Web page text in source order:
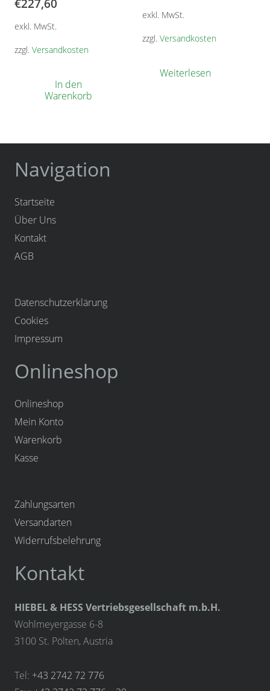
€227,60
exkl. MwSt.
zzgl. Versandkosten
In den
Warenkorb
exkl. MwSt.
zzgl. Versandkosten
Weiterlesen
Navigation
Startseite
Über Uns
Kontakt
AGB
Datenschutzerklärung
Cookies
Impressum
Onlineshop
Onlineshop
Mein Konto
Warenkorb
Kasse
Zahlungsarten
Versandarten
Widerrufsbelehrung
Kontakt
HIEBEL & HESS Vertriebsgesellschaft m.b.H.
Wohlmeyergasse 6-8
3100 St. Pölten, Austria
Tel: +43 2742 72 776